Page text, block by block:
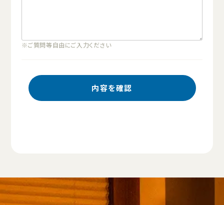
※ご質問等自由にご入力ください